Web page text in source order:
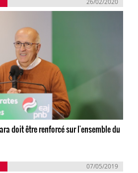
doit être renforcé sur l'ensemble du
07/05/2019